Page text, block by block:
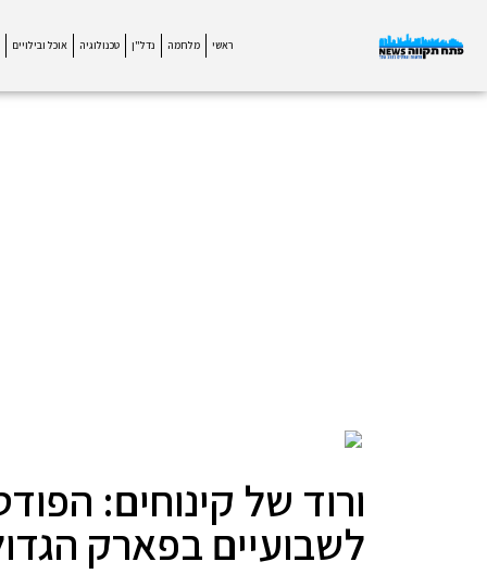
ראשי מלחמה נדל"ן טכנולוגיה אוכל ובילויים
ורוד של קינוחים:
לשבועיים בפארק